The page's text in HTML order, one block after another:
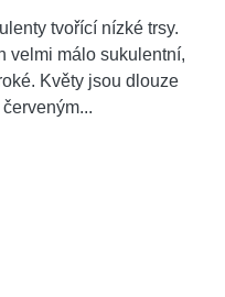
tvořící nízké trsy.
velmi málo sukulentní,
Květy jsou dlouze